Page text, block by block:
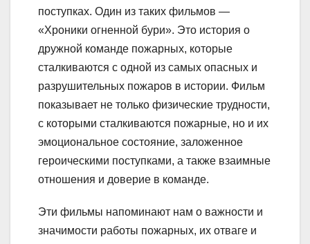
поступках. Один из таких фильмов —
«Хроники огненной бури». Это история о
дружной команде пожарных, которые
сталкиваются с одной из самых опасных и
разрушительных пожаров в истории. Фильм
показывает не только физические трудности,
с которыми сталкиваются пожарные, но и их
эмоциональное состояние, заложенное
героическими поступками, а также взаимные
отношения и доверие в команде.
Эти фильмы напоминают нам о важности и
значимости работы пожарных, их отваге и